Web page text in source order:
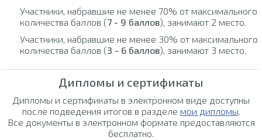
Участники, набравшие не менее 70% от максимального
количества баллов (7 - 9 баллов), занимают 2 место.
Участники, набравшие не менее 30% от максимального
количества баллов (3 - 6 баллов), занимают 3 место.
Дипломы и сертификаты
Дипломы и сертификаты в электронном виде доступны
после подведения итогов в разделе мои дипломы.
Все документы в электронном формате предоставляются
бесплатно.